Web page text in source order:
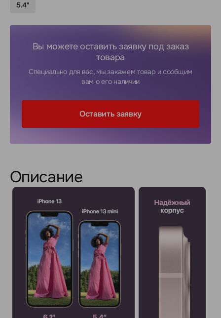
5.4"
Вы можете оставить заявку под заказ
товара
Специально для вас, мы закажем товар и сообщим
вам о его наличии
Оставить заявку
Описание